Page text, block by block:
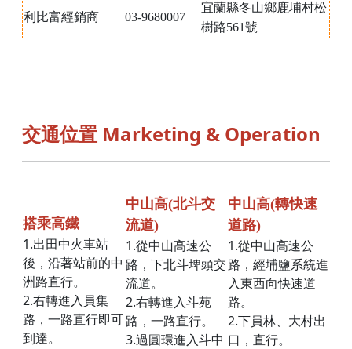
利比富經銷商 03-9680007
宜蘭縣冬山鄉鹿埔村松
樹路561號
交通位置 Marketing & Operation
搭乘高鐵
1.出田中火車站
後，沿著站前的中
洲路直行。
2.右轉進入員集
路，一路直行即可
到達。
中山高(北斗交
流道)
1.從中山高速公
路，下北斗埤頭交
流道。
2.右轉進入斗苑
路，一路直行。
3.過圓環進入斗中
中山高(轉快速
道路)
1.從中山高速公
路，經埔鹽系統進
入東西向快速道
路。
2.下員林、大村出
口，直行。